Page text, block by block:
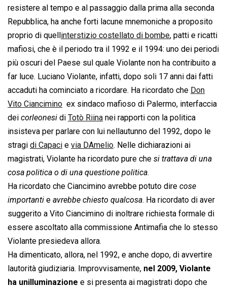
o
k
p
p
I
n
s
n
k
resistere al tempo e al passaggio dalla prima alla seconda
Repubblica, ha anche forti lacune mnemoniche a proposito
proprio di quell interstizio costellato di bombe, patti e ricatti
mafiosi, che è il periodo tra il 1992 e il 1994: uno dei periodi
più oscuri del Paese sul quale Violante non ha contribuito a
far luce. Luciano Violante, infatti, dopo soli 17 anni dai fatti
accaduti ha cominciato a ricordare. Ha ricordato che Don
Vito Ciancimino  ex sindaco mafioso di Palermo, interfaccia
dei  corleonesi  di Totò Riina nei rapporti con la politica 
insisteva per parlare con lui nellautunno del 1992, dopo le
stragi di Capaci e via DAmelio. Nelle dichiarazioni ai
magistrati, Violante ha ricordato pure che  si trattava di una
cosa politica o di una questione politica.
Ha ricordato che Ciancimino avrebbe potuto dire  cose
importanti  e  avrebbe chiesto qualcosa. Ha ricordato di aver
suggerito a Vito Ciancimino di inoltrare richiesta formale di
essere ascoltato alla commissione Antimafia che lo stesso
Violante presiedeva allora.
Ha dimenticato, allora, nel 1992, e anche dopo, di avvertire
lautorità giudiziaria. Improvvisamente, nel 2009, Violante
ha unilluminazione e si presenta ai magistrati dopo che